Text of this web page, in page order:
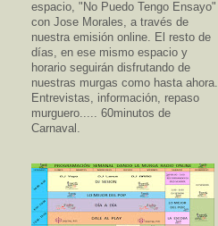
espacio, "No Puedo Tengo Ensayo"
con Jose Morales, a través de
nuestra emisión online. El resto de
días, en ese mismo espacio y
horario seguirán disfrutando de
nuestras murgas como hasta ahora.
Entrevistas, información, repaso
murguero..... 60minutos de
Carnaval.